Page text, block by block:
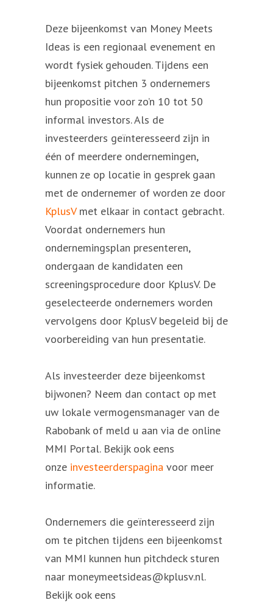
Deze bijeenkomst van Money Meets
Ideas is een regionaal evenement en
wordt fysiek gehouden. Tijdens een
bijeenkomst pitchen 3 ondernemers
hun propositie voor zo’n 10 tot 50
informal investors. Als de
investeerders geïnteresseerd zijn in
één of meerdere ondernemingen,
kunnen ze op locatie in gesprek gaan
met de ondernemer of worden ze door
KplusVmet elkaar in contact gebracht.
Voordat ondernemers hun
ondernemingsplan presenteren,
ondergaan de kandidaten een
screeningsprocedure door KplusV. De
geselecteerde ondernemers worden
vervolgens door KplusV begeleid bij de
voorbereiding van hun presentatie.
Als investeerder deze bijeenkomst
bijwonen? Neem dan contact op met
uw lokale vermogensmanager van de
Rabobank of meld u aan via de online
MMI Portal. Bekijk ook eens
onze investeerderspagina voor meer
informatie.
Ondernemers die geïnteresseerd zijn
om te pitchen tijdens een bijeenkomst
van MMI kunnen hun pitchdeck sturen
naar moneymeetsideas@kplusv.nl.
Bekijk ook eens